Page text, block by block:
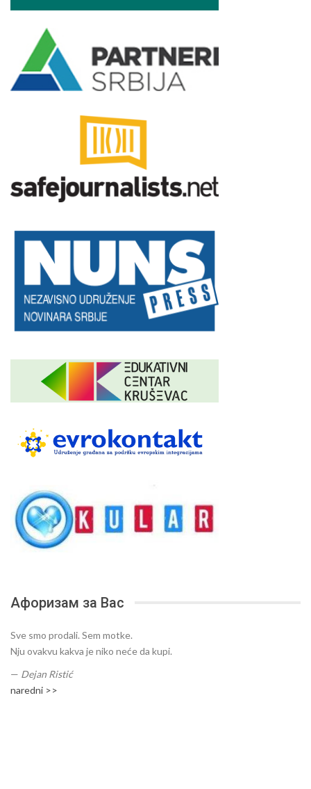
Афоризам за Вас
Sve smo prodali. Sem motke.
Nju ovakvu kakva je niko neće da kupi.
— Dejan Ristić
naredni >>